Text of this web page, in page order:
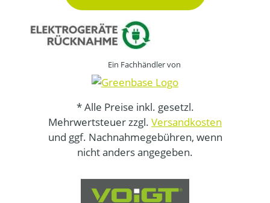
Ein Fachhändler von
* Alle Preise inkl. gesetzl.
Mehrwertsteuer zzgl. Versandkosten
und ggf. Nachnahmegebühren, wenn
nicht anders angegeben.